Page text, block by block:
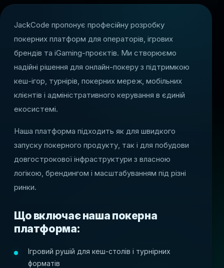
JackCode пропонує професійну розробку
покерних платформ для операторів, ігрових
брендів та iGaming-проєктів. Ми створюємо
надійні рішення для онлайн-покеру з підтримкою
кеш-ігор, турнірів, покерних мереж, мобільних
клієнтів і адміністративного керування в єдиній
екосистемі.
Наша платформа підходить як для швидкого
запуску покерного продукту, так і для побудови
довгострокової інфраструктури з власною
логікою, брендингом і масштабуванням під різні
ринки.
Що включає наша покерна
платформа:
Ігровий рушій для кеш-столів і турнірних
форматів